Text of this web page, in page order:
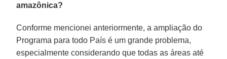
amazônica?
Conforme mencionei anteriormente, a ampliação do
Programa para todo País é um grande problema,
especialmente considerando que todas as áreas até